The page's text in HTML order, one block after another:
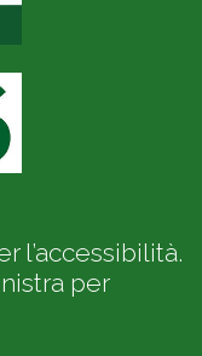
l’accessibilità.
per